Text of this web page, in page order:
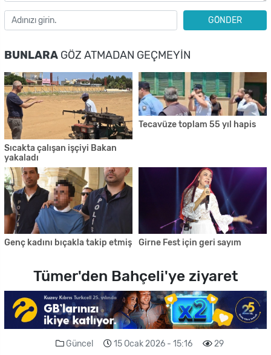
GÖNDER
BUNLARA GÖZ ATMADAN GEÇMEYIN
Sıcakta çalışan işçiyi Bakan
yakaladı
Tecavüze toplam 55 yıl hapis
Genç kadını bıçakla takip etmiş Girne Fest için geri sayım
Tümer'den Bahçeli'ye ziyaret
Güncel 15 Ocak 2026 - 15:16 29